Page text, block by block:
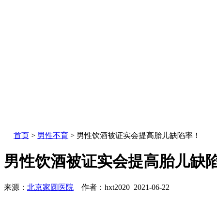
首页 > 男性不育 > 男性饮酒被证实会提高胎儿缺陷率！
男性饮酒被证实会提高胎儿缺
来源： 北京家圆医院 作者：hxt2020 2021-06-22